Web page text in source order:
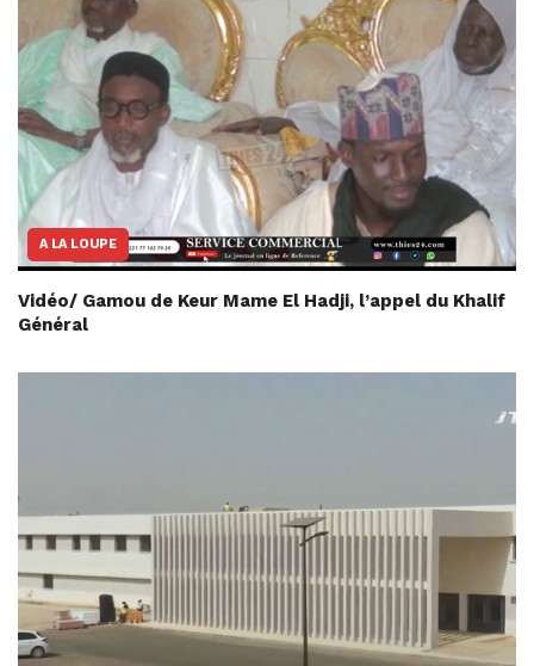
A LA LOUPE
Vidéo/ Gamou de Keur Mame El Hadji, l’appel du Khalif
Général